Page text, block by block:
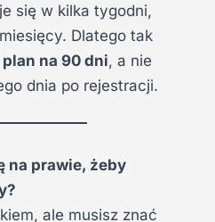
się w kilka tygodni,
Dlatego tak
plan na 90 dni, a nie
dnia po rejestracji.
na prawie, żeby
ale musisz znać